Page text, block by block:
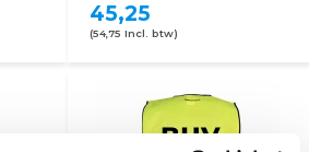
45,25
(54,75 Incl. btw)